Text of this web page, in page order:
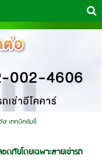
ง! เทคนิคขับขี่
ภัยโดยเฉพาะสายเช่ารถ